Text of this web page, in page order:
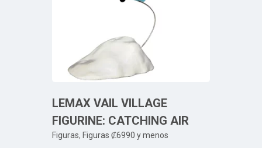
LEMAX VAIL VILLAGE
FIGURINE: CATCHING AIR
Figuras, Figuras ₡6990 y menos